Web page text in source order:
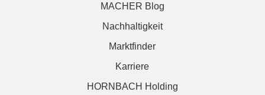
MACHER Blog
Nachhaltigkeit
Marktfinder
Karriere
HORNBACH Holding